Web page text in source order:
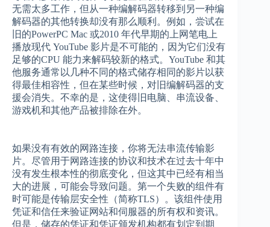
无需太多工作，但从一种编解码器转移到另一种编
解码器的其他转换却没有那么顺利。例如，尝试在
旧的PowerPC Mac 或2010 年代早期的上网笔电上
播放现代 YouTube 影片是不可能的，因为它们没有
足够的CPU 能力来解码较新的格式。YouTube 和其
他服务通常以几种不同的格式储存相同的影片以获
得最佳相容性，但在某些时候，对旧编解码器的支
援会消失。不幸的是，这使得旧电脑、串流设备、
游戏机和其他产品被排除在外。
如果没有有效的网路连接，你将无法串流传输影
片。尽管用于网路连接的协议和技术在过去十年中
没有发生根本性的彻底变化，但这其中已经有相当
大的进展，可能会导致问题。第一个失败的组件有
时可能是传输层安全性（简称TLS）。该组件使用
凭证和信任来验证网站和伺服器的所有权和资讯。
但是，储存的凭证和凭证颁发机构都有划定到期